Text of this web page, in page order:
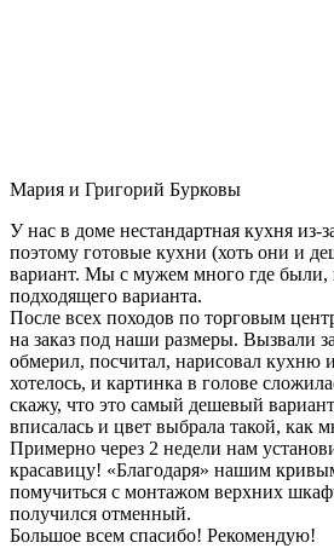
Мария и Григорий Бурковы
У нас в доме нестандартная кухня из-
поэтому готовые кухни (хоть они и
вариант. Мы с мужем много где были,
подходящего варианта.
После всех походов по торговым
на заказ под наши размеры. Вызвали
обмерил, посчитал, нарисовал кухню
хотелось, и картинка в голове
скажу, что это самый дешевый
вписалась и цвет выбрала такой, как
Примерно через 2 недели нам
красавицу! «Благодаря» нашим
помучиться с монтажом верхних
получился отменный.
Большое всем спасибо! Рекомендую!